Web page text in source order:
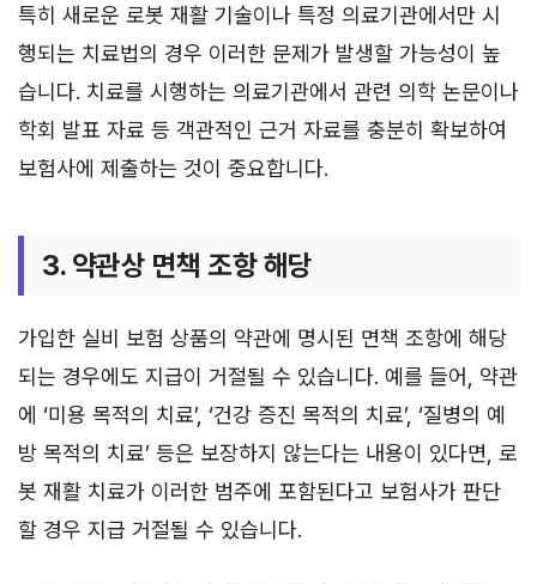
특히 새로운 로봇 재활 기술이나 특정 의료기관에서만 시
행되는 치료법의 경우 이러한 문제가 발생할 가능성이 높
습니다. 치료를 시행하는 의료기관에서 관련 의학 논문이나
학회 발표 자료 등 객관적인 근거 자료를 충분히 확보하여
보험사에 제출하는 것이 중요합니다.
3. 약관상 면책 조항 해당
가입한 실비 보험 상품의 약관에 명시된 면책 조항에 해당
되는 경우에도 지급이 거절될 수 있습니다. 예를 들어, 약관
에 ‘미용 목적의 치료’, ‘건강 증진 목적의 치료’, ‘질병의 예
방 목적의 치료’ 등은 보장하지 않는다는 내용이 있다면, 로
봇 재활 치료가 이러한 범주에 포함된다고 보험사가 판단
할 경우 지급 거절될 수 있습니다.